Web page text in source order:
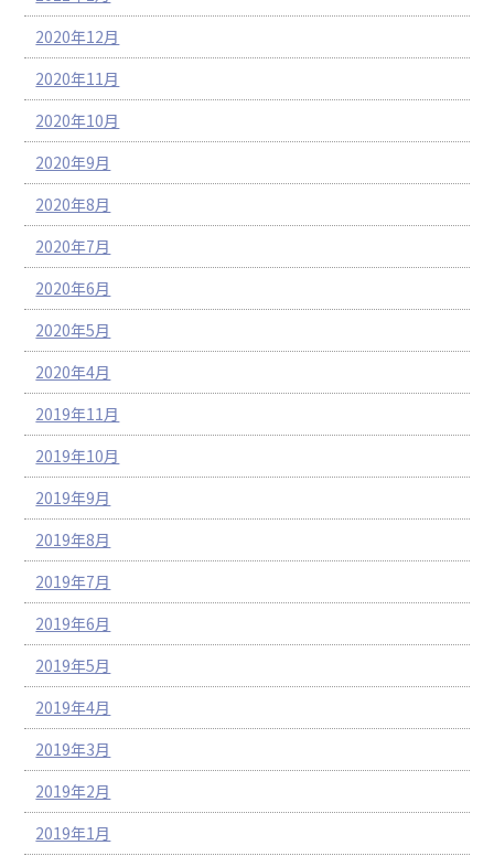
2020年12月
2020年11月
2020年10月
2020年9月
2020年8月
2020年7月
2020年6月
2020年5月
2020年4月
2019年11月
2019年10月
2019年9月
2019年8月
2019年7月
2019年6月
2019年5月
2019年4月
2019年3月
2019年2月
2019年1月